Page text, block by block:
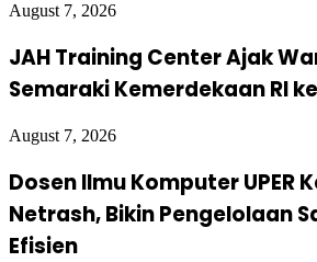
August 7, 2026
JAH Training Center Ajak
Semaraki Kemerdekaan RI
August 7, 2026
Dosen Ilmu Komputer UPER
Netrash, Bikin Pengelolaan
Efisien